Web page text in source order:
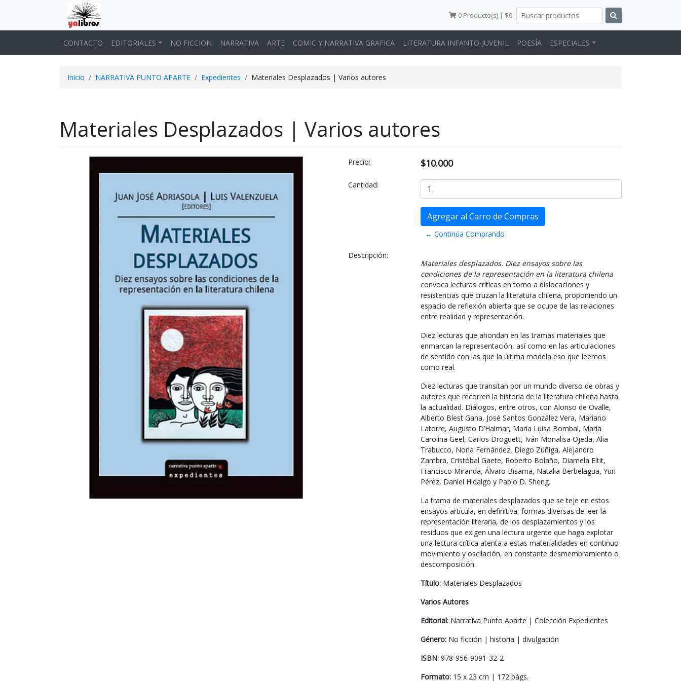
0 Producto(s) | $0
CONTACTO EDITORIALES NO FICCION NARRATIVA ARTE COMIC Y NARRATIVA GRAFICA LITERATURA INFANTO-JUVENIL POESÍA ESPECIALES
Inicio NARRATIVA PUNTO APARTE Expedientes Materiales Desplazados | Varios autores
Materiales Desplazados | Varios autores
Precio: $10.000
Cantidad:
← Continúa Comprando
Descripción:
Materiales desplazados. Diez ensayos sobre las
condiciones de larepresentación en la literatura chilena
convoca lecturas críticas en torno a dislocaciones y
resistencias que cruzan la literatura chilena, proponiendo un
espacio de reflexión abierta que se ocupe de las relaciones
entre realidad y representación.
Diez lecturas que ahondan en las tramas materiales que
enmarcan la representación, así como en las articulaciones
de sentido con las que la última modela eso que leemos
como real.
Diez lecturas que transitan por un mundo diverso de obras y
autores que recorren la historia de la literatura chilena hasta
la actualidad. Diálogos, entre otros, con Alonso de Ovalle,
Alberto Blest Gana, José Santos González Vera, Mariano
Latorre, Augusto D’Halmar, María Luisa Bombal, María
Carolina Geel, Carlos Droguett, Iván Monalisa Ojeda, Alia
Trabucco, Nona Fernández, Diego Zúñiga, Alejandro
Zambra, Cristóbal Gaete, Roberto Bolaño, Diamela Eltit,
Francisco Miranda, Álvaro Bisama, Natalia Berbelagua, Yuri
Pérez, Daniel Hidalgo y Pablo D. Sheng.
La trama de materiales desplazados que se teje en estos
ensayos articula, en definitiva, formas diversas de leer la
representación literaria, de los desplazamientos y los
residuos que exigen una lectura urgente que haga explotar
una lectura crítica atenta a estas materialidades en continuo
movimiento y oscilación, en constante desmembramiento o
descomposición.
Título:Materiales Desplazados
Varios Autores
Editorial:Narrativa Punto Aparte | Colección Expedientes
Género:No ficción | historia | divulgación
ISBN:978-956-9091-32-2
Formato:15 x 23 cm | 172 págs.